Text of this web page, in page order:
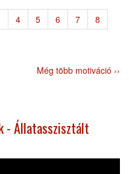
Page
4 Page
5 Page
6 Page
7 Page
8
Még több motiváció ››
- Állatasszisztált